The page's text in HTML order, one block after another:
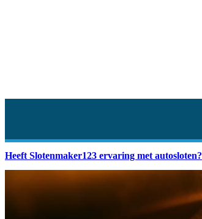
Heeft Slotenmaker123 ervaring met autosloten?